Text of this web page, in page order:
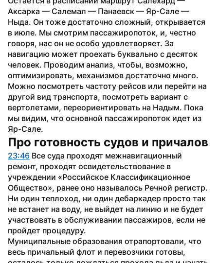
Аксарка — Салемал — Панаевск — Яр-Сале —
Ныда. Он тоже достаточно сложный, открывается
в июле. Мы смотрим пассажиропоток, и, честно
говоря, нас он не особо удовлетворяет. За
навигацию может проехать буквально с десяток
человек. Проводим анализ, чтобы, возможно,
оптимизировать, механизмов достаточно много.
Можно посмотреть частоту рейсов или перейти на
другой вид транспорта, посмотреть вариант с
вертолетами, переориентировать на Надым. Пока
мы видим, что основной пассажиропоток идет из
Яр-Сале.
Про готовность судов и причалов
23:46 Все суда проходят межнавигационный
ремонт, проходят освидетельствование в
учреждении «Российское Классификационное
Общество», ранее оно называлось Речной регистр.
Ни один теплоход, ни один дебаркадер просто так
не встанет на воду, не выйдет на линию и не будет
участвовать в обслуживании пассажиров, если не
пройдет процедуру.
Муниципальные образования отрапортовали, что
весь причальный флот и перевозчики готовы,